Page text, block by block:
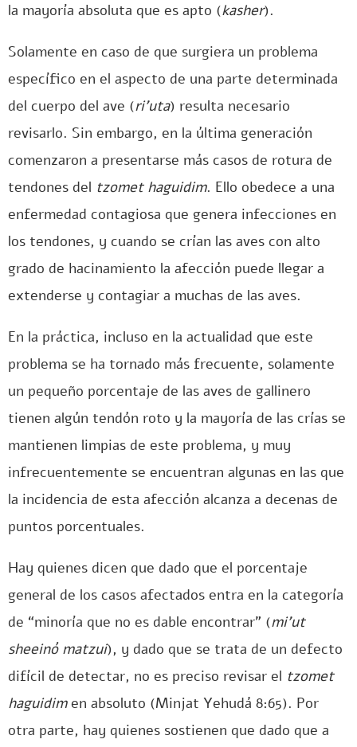
la mayoría absoluta que es apto (kasher).
Solamente en caso de que surgiera un problema
específico en el aspecto de una parte determinada
del cuerpo del ave (ri’uta) resulta necesario
revisarlo. Sin embargo, en la última generación
comenzaron a presentarse más casos de rotura de
tendones del tzomet haguidim. Ello obedece a una
enfermedad contagiosa que genera infecciones en
los tendones, y cuando se crían las aves con alto
grado de hacinamiento la afección puede llegar a
extenderse y contagiar a muchas de las aves.
En la práctica, incluso en la actualidad que este
problema se ha tornado más frecuente, solamente
un pequeño porcentaje de las aves de gallinero
tienen algún tendón roto y la mayoría de las crías se
mantienen limpias de este problema, y muy
infrecuentemente se encuentran algunas en las que
la incidencia de esta afección alcanza a decenas de
puntos porcentuales.
Hay quienes dicen que dado que el porcentaje
general de los casos afectados entra en la categoría
de “minoría que no es dable encontrar” (mi’ut
sheeinó matzui), y dado que se trata de un defecto
difícil de detectar, no es preciso revisar el tzomet
haguidimen absoluto (Minjat Yehudá 8:65). Por
otra parte, hay quienes sostienen que dado que a